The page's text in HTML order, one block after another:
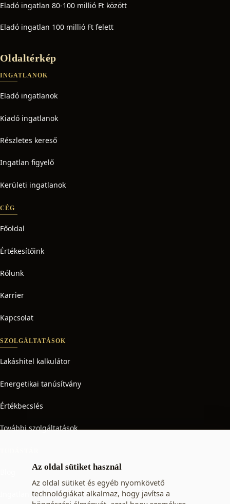
Az oldal sütiket használ
Az oldal sütiket és egyéb nyomkövető
technológiákat alkalmaz, hogy javítsa a
Eladó ingatlan 80-100 millió Ft között
Eladó ingatlan 100 millió Ft felett
Oldaltérkép
INGATLANOK
Eladó ingatlanok
Kiadó ingatlanok
Részletes kereső
Ingatlan figyelő
Kerületi ingatlanok
CÉG
Főoldal
Értékesítőink
Rólunk
Karrier
Kapcsolat
SZOLGÁLTATÁSOK
Lakáshitel kalkulátor
Energetikai tanúsítvány
Értékbecslés
További szolgáltatások
Ingatlan adó